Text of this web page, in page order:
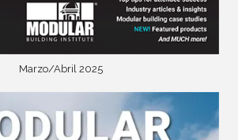
Marzo/Abril 2025